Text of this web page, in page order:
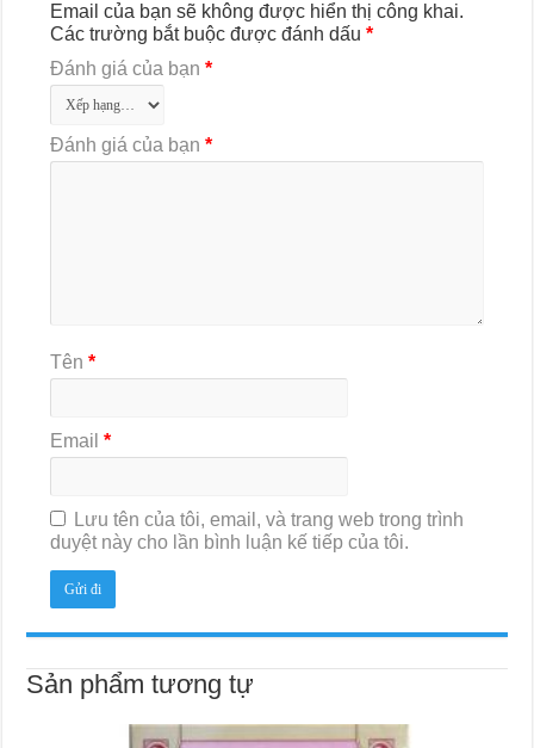
Email của bạn sẽ không được hiển thị công khai.
Các trường bắt buộc được đánh dấu*
Đánh giá của bạn*
Đánh giá của bạn*
Tên*
Email*
Lưu tên của tôi, email, và trang web trong trình
duyệt này cho lần bình luận kế tiếp của tôi.
Sản phẩm tương tự